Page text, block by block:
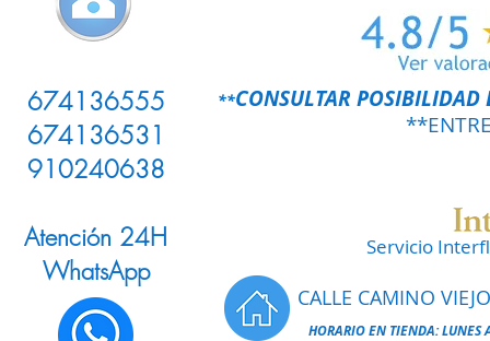
674136555
674136531
910240638
Atención 24H
WhatsApp
**CONSULTAR POSIBILIDAD
Servicio
CALLE CAMINO
HORARIO EN TIENDA:LUNES